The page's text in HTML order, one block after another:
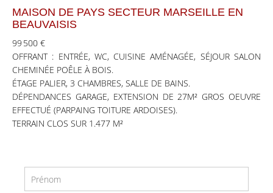
MAISON DE PAYS SECTEUR MARSEILLE EN
BEAUVAISIS
99 500 €
OFFRANT : ENTRÉE, WC, CUISINE AMÉNAGÉE, SÉJOUR SALON
CHEMINÉE POÊLE À BOIS.
ÉTAGE PALIER, 3 CHAMBRES, SALLE DE BAINS.
DÉPENDANCES GARAGE, EXTENSION DE 27M² GROS OEUVRE
EFFECTUÉ (PARPAING TOITURE ARDOISES).
TERRAIN CLOS SUR 1.477 M²